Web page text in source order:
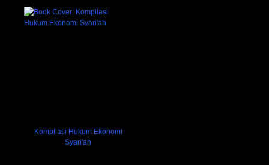
Kompilasi Hukum Ekonomi
Syari'ah